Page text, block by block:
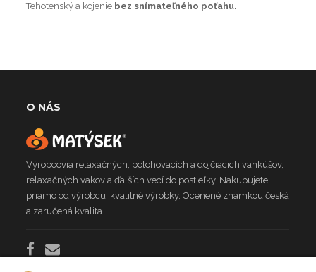
Tehotenský a kojenie bez snímateľného poťahu.
O NÁS
Výrobcovia relaxačných, polohovacích a dojčiacich vankúšov,
relaxačných vakov a ďalších vecí do postieľky. Nakupujete
priamo od výrobcu, kvalitné výrobky. Ocenené známkou česká
a zaručená kvalita.